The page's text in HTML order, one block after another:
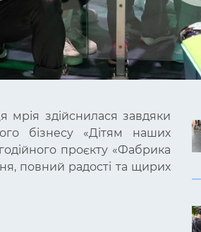
мрія здійснилася завдяки
бізнесу «Дітям наших
проєкту «Фабрика
повний радості та щирих